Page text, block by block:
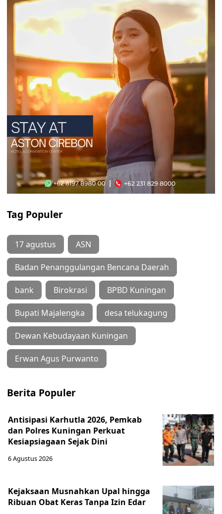
Tag Populer
17 agustus ASN
Badan Penanggulangan Bencana Daerah
bank Birokrasi BPBD Kuningan
Bupati Majalengka desa telukagung
Dewan Kebudayaan Kuningan
Erwan Agus Purwanto
Berita Populer
Antisipasi Karhutla 2026, Pemkab
dan Polres Kuningan Perkuat
Kesiapsiagaan Sejak Dini
6 Agustus 2026
Kejaksaan Musnahkan Upal hingga
Ribuan Obat Keras Tanpa Izin Edar